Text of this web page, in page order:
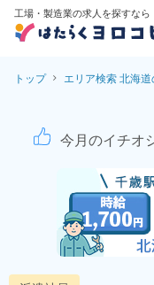
工場・製造業の求人を探すなら
トップ エリア検索 北海
大型配電
今月のイチオ